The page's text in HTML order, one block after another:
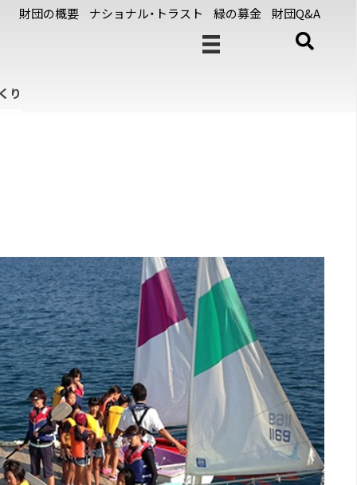
財団の概要 ナショナル・トラスト 緑の募金 財団Q&A
り